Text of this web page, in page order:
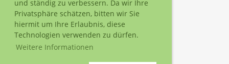
und ständig zu verbessern. Da wir Ihre
Privatsphäre schätzen, bitten wir Sie
hiermit um Ihre Erlaubnis, diese
Technologien verwenden zu dürfen.
Weitere Informationen